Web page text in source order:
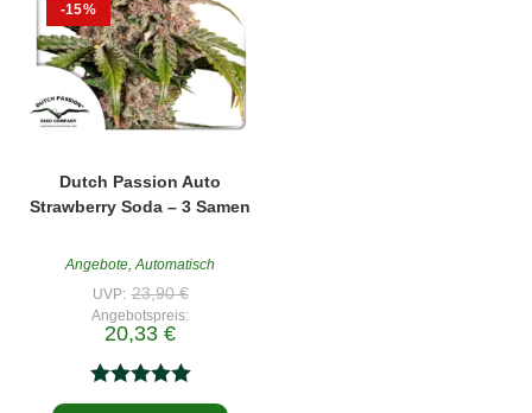
-15%
Dutch Passion Auto
Strawberry Soda – 3 Samen
Angebote,Automatisch
UVP: 23,90€Ursprünglicher
Preis
war:
Angebotspreis:
20,33€Aktueller
ist:
20,33 €.
Bewertet